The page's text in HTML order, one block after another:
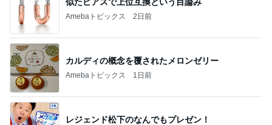
Amebaトピックス 2日前
カルディの概念を覆されたメロンゼリー
Amebaトピックス 1日前
レジェンド松下のなんでもプレゼン！